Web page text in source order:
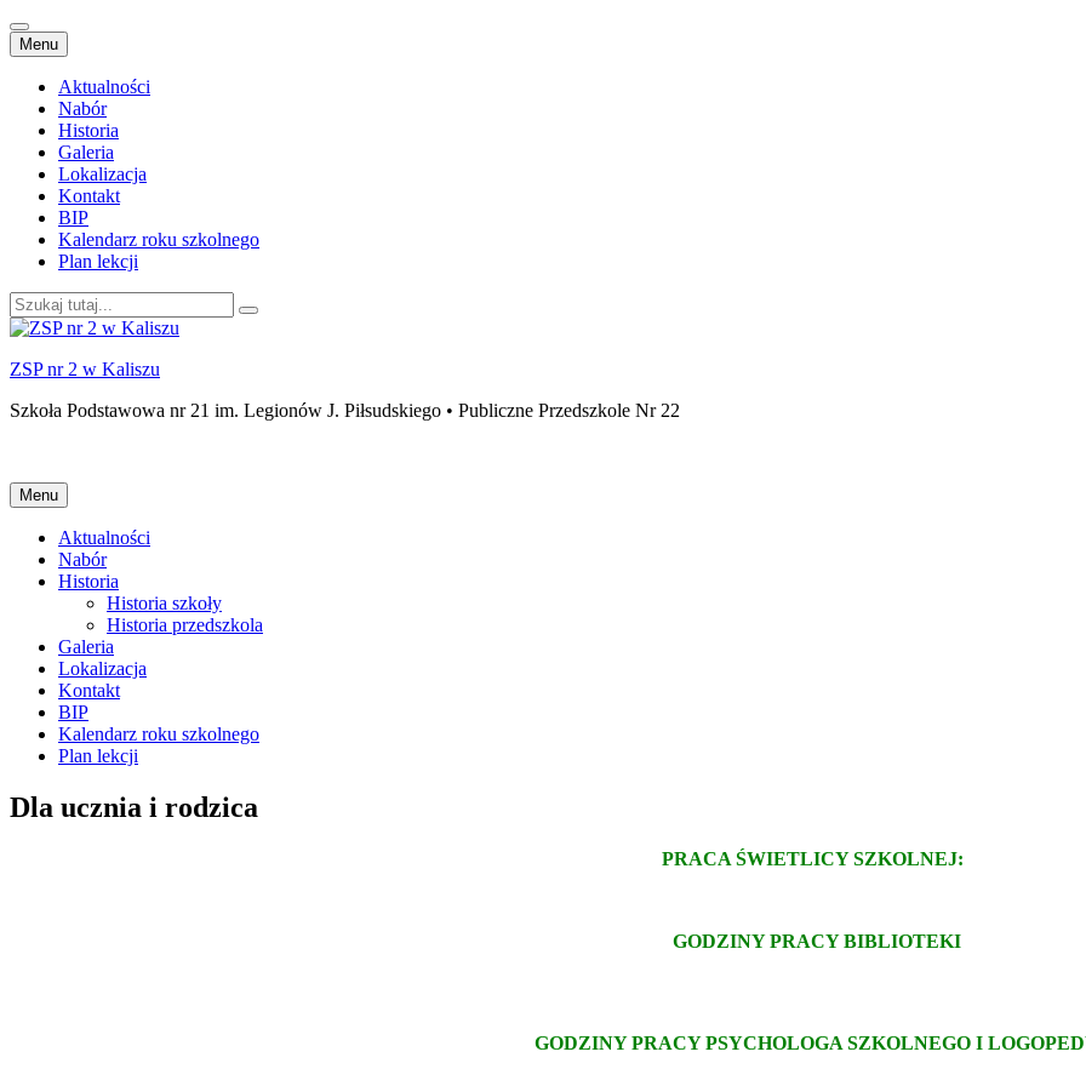
Menu Przejdź
do
treści
Aktualności
Nabór
Historia
Galeria
Lokalizacja
Kontakt
BIP
Kalendarz roku szkolnego
Plan lekcji
Szukaj:
ZSP nr 2 w Kaliszu
Szkoła Podstawowa nr 21 im. Legionów J. Piłsudskiego • Publiczne Przedszkole Nr 22
Menu Przejdź
do
treści
Aktualności
Nabór
Historia
Historia szkoły
Historia przedszkola
Galeria
Lokalizacja
Kontakt
BIP
Kalendarz roku szkolnego
Plan lekcji
Dla ucznia i rodzica
PRACA ŚWIETLICY SZKOLNEJ:
GODZINY PRACY BIBLIOTEKI
GODZINY PRACY PSYCHOLOGA SZKOLNEGO I